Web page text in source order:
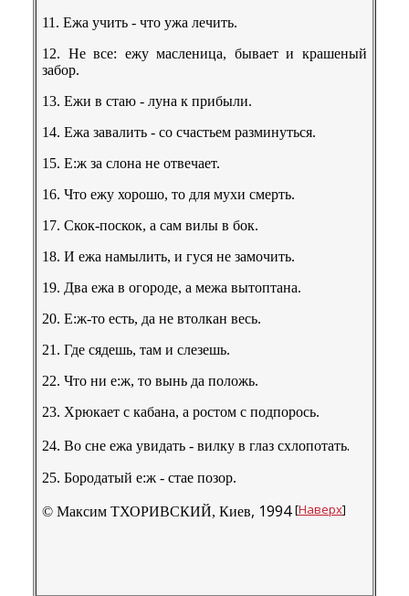
11. Ежа учить - что ужа лечить.
12. Не всe: ежу масленица, бывает и крашеный
забор.
13. Ежи в стаю - луна к прибыли.
14. Ежа завалить - со счастьем разминуться.
15. E:ж за слона не отвечает.
16. Что ежу хорошо, то для мухи смерть.
17. Скок-поскок, а сам вилы в бок.
18. И ежа намылить, и гуся не замочить.
19. Два ежа в огороде, а межа вытоптана.
20. E:ж-то есть, да не втолкан весь.
21. Где сядешь, там и слезешь.
22. Что ни e:ж, то вынь да положь.
23. Хрюкает с кабана, а ростом с подпорось.
24. Во сне ежа увидать - вилку в глаз схлопотать.
25. Бородатый e:ж - стае позор.
© Максим ТХОРИВСКИЙ, Киев, 1994 [Наверх]